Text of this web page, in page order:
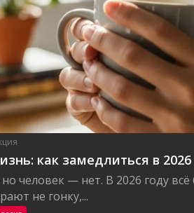
как замедлиться в 2026
но человек — нет. В 2026 году
не гонку,...